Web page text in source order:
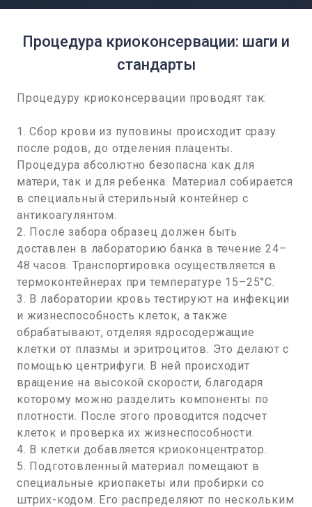
Процедура криоконсервации: шаги и
стандарты
Процедуру криоконсервации проводят так:
1. Сбор крови из пуповины происходит сразу
после родов, до отделения плаценты.
Процедура абсолютно безопасна как для
матери, так и для ребенка. Материал собирается
в специальный стерильный контейнер с
антикоагулянтом.
2. После забора образец должен быть
доставлен в лабораторию банка в течение 24–
48 часов. Транспортировка осуществляется в
термоконтейнерах при температуре 15–25°C.
3. В лаборатории кровь тестируют на инфекции
и жизнеспособность клеток, а также
обрабатывают, отделяя ядросодержащие
клетки от плазмы и эритроцитов. Это делают с
помощью центрифуги. В ней происходит
вращение на высокой скорости, благодаря
которому можно разделить компоненты по
плотности. После этого проводится подсчет
клеток и проверка их жизнеспособности.
4. В клетки добавляется криоконцентратор.
5. Подготовленный материал помещают в
специальные криопакеты или пробирки со
штрих-кодом. Его распределяют по нескольким